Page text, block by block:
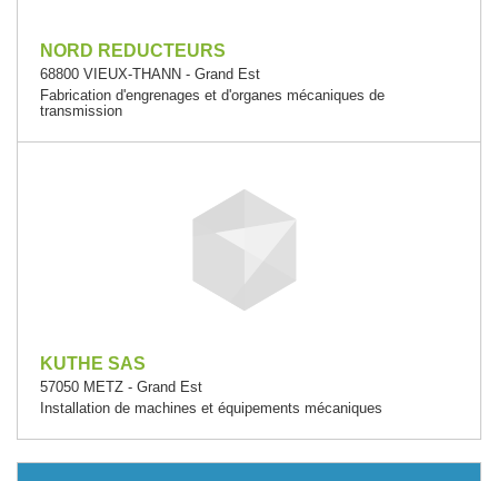
NORD REDUCTEURS
68800 VIEUX-THANN - Grand Est
Fabrication d'engrenages et d'organes mécaniques de
transmission
KUTHE SAS
57050 METZ - Grand Est
Installation de machines et équipements mécaniques